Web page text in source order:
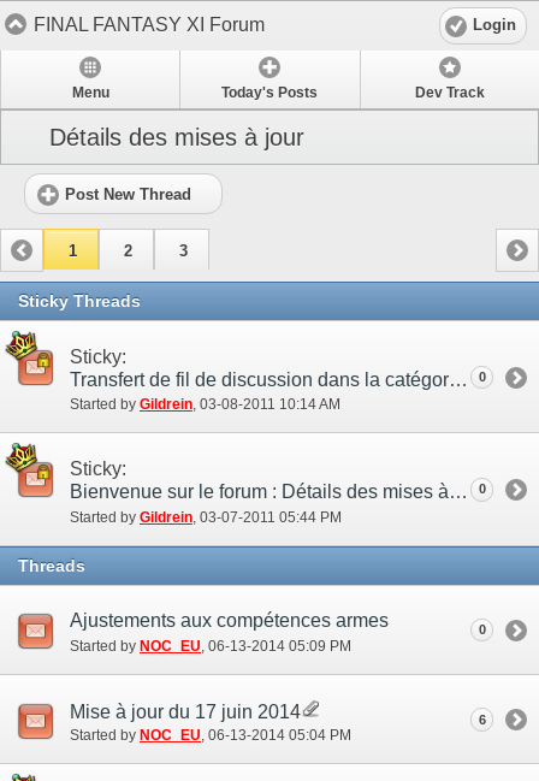
FINAL FANTASY XI Forum Login
Menu Today's Posts Dev Track
Détails des mises à jour
Post New Thread
1 2 3
Sticky Threads
Sticky:
Transfert de fil de discussion dans la catégorie DÉVELOPPEMENT
Started by Gildrein‎, 03-08-2011 10:14 AM
0
Sticky:
Bienvenue sur le forum : Détails des mises à jour !
Started by Gildrein ‎, 03-07-2011 05:44 PM
0
Threads
Ajustements aux compétences armes
Started by NOC_EU‎, 06-13-2014 05:09 PM
0
Mise à jour du 17 juin 2014
Started by NOC_EU‎, 06-13-2014 05:04 PM
6